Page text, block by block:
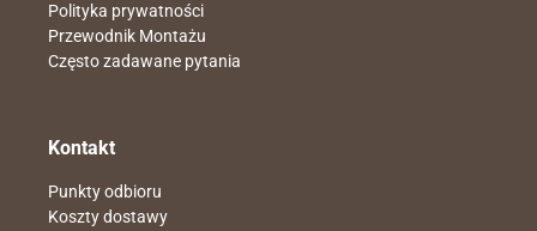
Polityka prywatności
Przewodnik Montażu
Często zadawane pytania
Kontakt
Punkty odbioru
Koszty dostawy